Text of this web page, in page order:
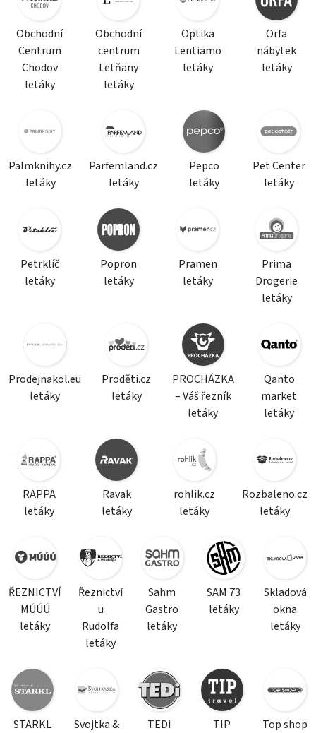
Obchodní
Centrum
Chodov
letáky
Obchodní
centrum
Letňany
letáky
Optika
Lentiamo
letáky
Orfa
nábytek
letáky
Palmknihy.cz
letáky
Parfemland.cz
letáky
Pepco
letáky
Pet Center
letáky
Petrklíč
letáky
Popron
letáky
Pramen
letáky
Prima
Drogerie
letáky
Prodejnakol.eu
letáky
Proděti.cz
letáky
PROCHÁZKA
– Váš řezník
letáky
Qanto
market
letáky
RAPPA
letáky
Ravak
letáky
rohlik.cz
letáky
Rozbaleno.cz
letáky
ŘEZNICTVÍ
MÚÚÚ
letáky
Řeznictví
u
Rudolfa
letáky
Sahm
Gastro
letáky
SAM 73
letáky
Skladová
okna
letáky
STARKL
Svojtka &
TEDi
TIP
Top shop